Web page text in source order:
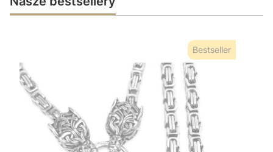
Bestseller